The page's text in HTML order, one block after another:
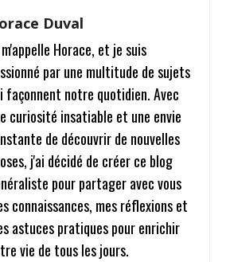
Duval
Horace, et je suis
par une multitude de sujets
façonnent notre quotidien. Avec
curiosité insatiable et une envie
de découvrir de nouvelles
j'ai décidé de créer ce blog
pour partager avec vous
connaissances, mes réflexions et
astuces pratiques pour enrichir
vie de tous les jours.